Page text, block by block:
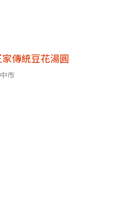
傳統豆花湯圓
市